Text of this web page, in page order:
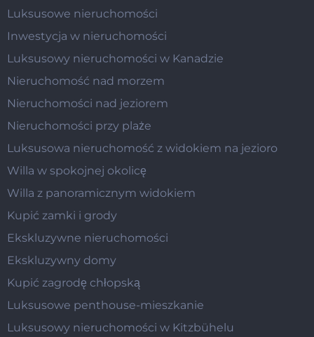
Luksusowe nieruchomości
Inwestycja w nieruchomości
Luksusowy nieruchomości w Kanadzie
Nieruchomość nad morzem
Nieruchomości nad jeziorem
Nieruchomości przy plaże
Luksusowa nieruchomość z widokiem na jezioro
Willa w spokojnej okolicę
Willa z panoramicznym widokiem
Kupić zamki i grody
Ekskluzywne nieruchomości
Ekskluzywny domy
Kupić zagrodę chłopską
Luksusowe penthouse-mieszkanie
Luksusowy nieruchomości w Kitzbühelu